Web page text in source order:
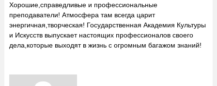
Хорошие,справедливые и профессиональные
преподаватели! Атмосфера там всегда царит
энергичная,творческая! Государственная Академия Культуры
и Искусств выпускает настоящих профессионалов своего
дела,которые выходят в жизнь с огромным багажом знаний!